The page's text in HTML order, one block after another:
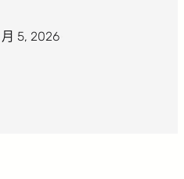
月 5, 2026·